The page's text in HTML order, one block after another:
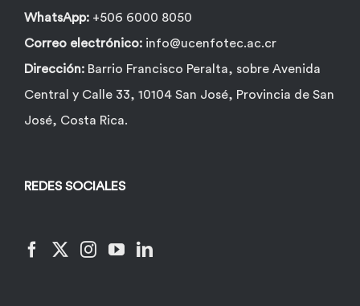
WhatsApp: +506 6000 8050
Correo electrónico: info@ucenfotec.ac.cr
Dirección: Barrio Francisco Peralta, sobre Avenida
Central y Calle 33, 10104 San José, Provincia de San
José, Costa Rica.
REDES SOCIALES